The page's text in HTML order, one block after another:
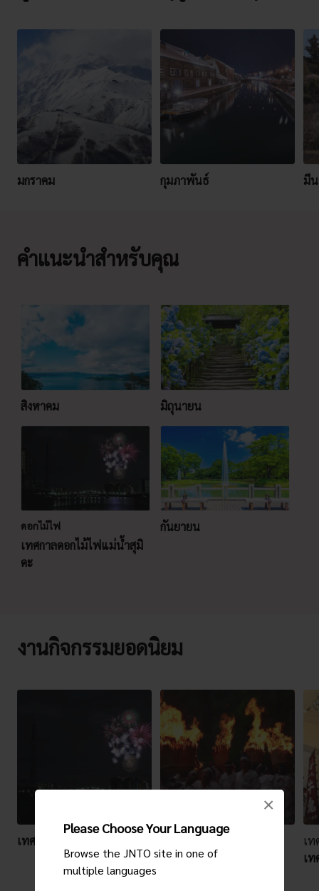
Please Choose Your Language
Browse the JNTO site in one of
multiple languages
×
มกราคม กุมภาพันธ์ มี
คำแนะนำสำหรับคุณ
สิงหาคม มิถุนายน
ดอกไม้ไฟ
เทศกาลดอกไม้ไฟแม่น้ำสุมิ
ดะ
กันยายน
งานกิจกรรมยอดนิยม
เทศกาลดอกไม้ไฟแม่น้ำสุมิดะ
เทศกาลท้องถิ่น
นะชิ โออุงิ มัทสึริ (เทศกาล
เ
เ